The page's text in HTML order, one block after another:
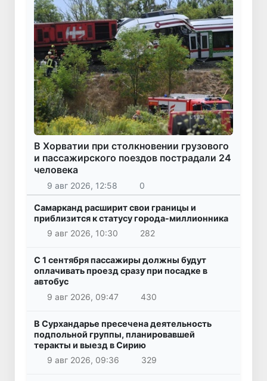
В Хорватии при столкновении грузового
и пассажирского поездов пострадали 24
человека
9 авг 2026, 12:58 0
Самарканд расширит свои границы и
приблизится к статусу города-миллионника
9 авг 2026, 10:30
282
С 1 сентября пассажиры должны будут
оплачивать проезд сразу при посадке в
автобус
9 авг 2026, 09:47
430
В Сурхандарье пресечена деятельность
подпольной группы, планировавшей
теракты и выезд в Сирию
9 авг 2026, 09:36
329